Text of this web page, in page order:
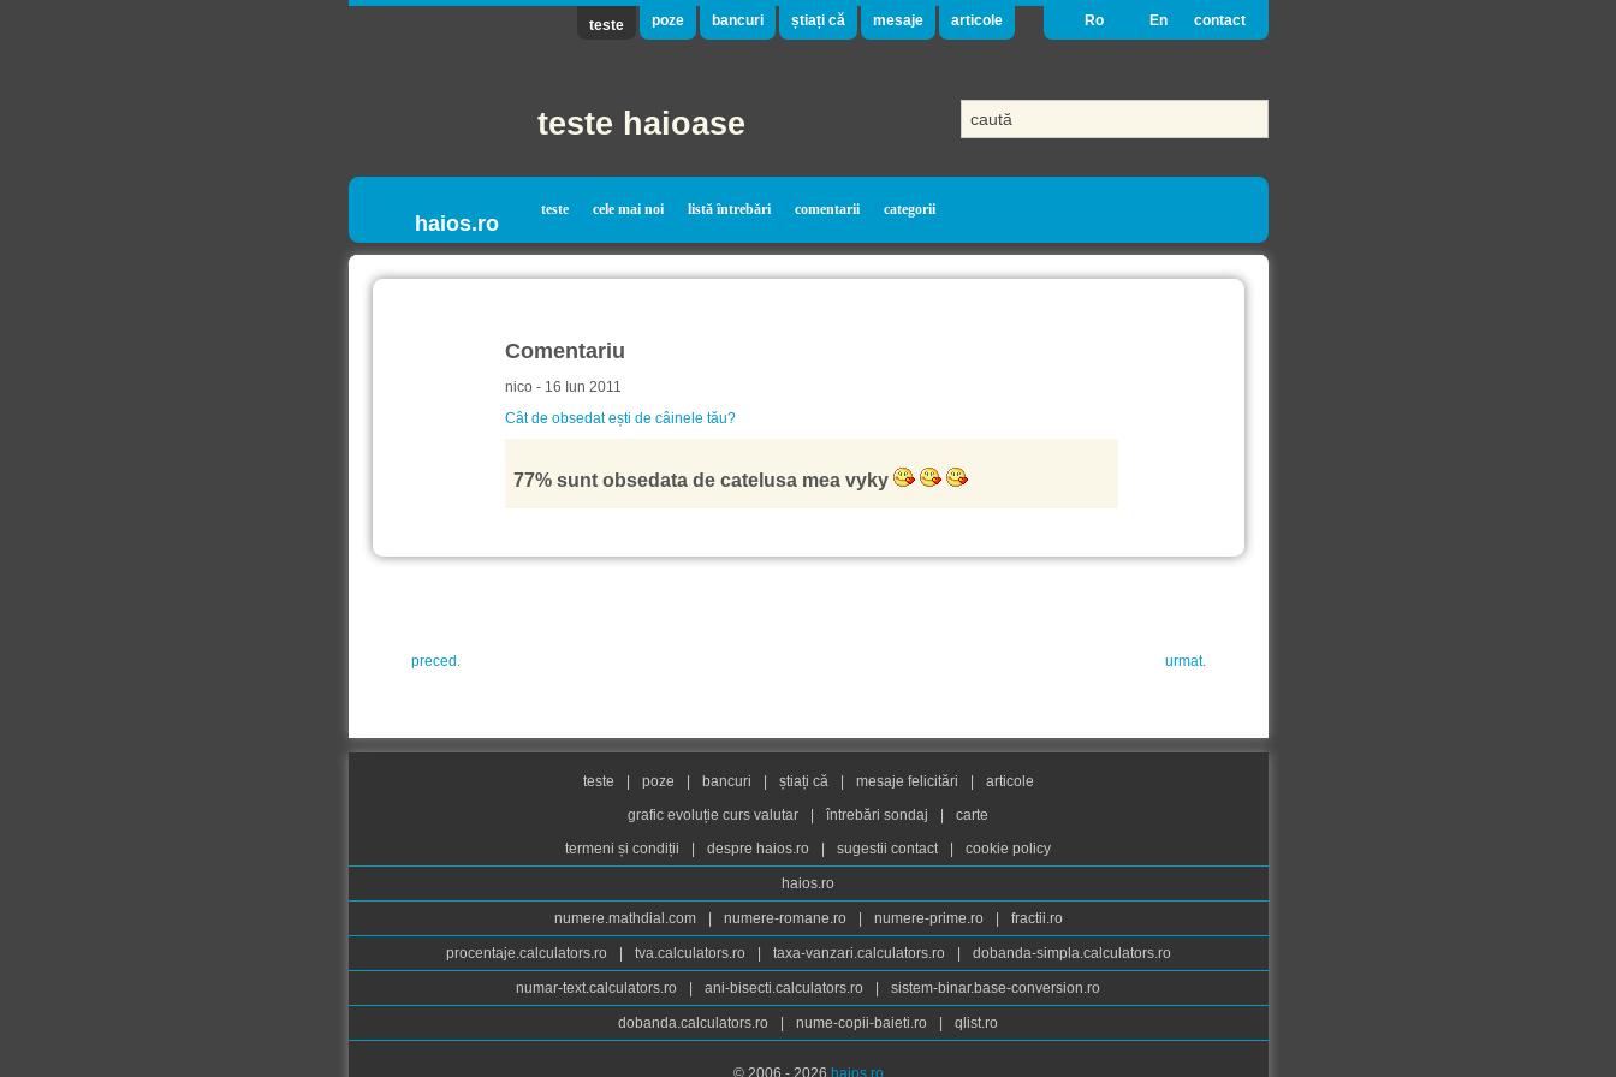
teste poze bancuri știați că mesaje articole Ro En contact
teste haioase
haios.ro
teste cele mai noi listă întrebări comentarii categorii
Comentariu
nico - 16 Iun 2011
Cât de obsedat ești de câinele tău?
77% sunt obsedata de catelusa mea vyky
preced. urmat.
teste poze bancuri știați că mesaje felicitări
articole
grafic evoluție curs valutar
întrebări sondaj
carte
termeni și condiții
despre haios.ro sugestii contact cookie policy
haios.ro
numere.mathdial.com numere-romane.ro numere-prime.ro fractii.ro
procentaje.calculators.ro tva.calculators.ro taxa-vanzari.calculators.ro dobanda-simpla.calculators.ro
numar-text.calculators.ro ani-bisecti.calculators.ro sistem-binar.base-conversion.ro
dobanda.calculators.ro nume-copii-baieti.ro qlist.ro
© 2006 - 2026 haios.ro